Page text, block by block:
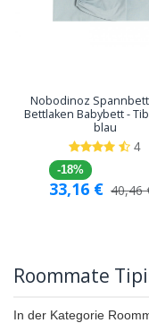
Nobodinoz
Bettlaken Babybett -
blau
4
-18%
33,16 € 40,46
Roommate
In der Kategorie